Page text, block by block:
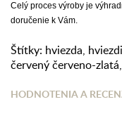
Celý proces výroby je
doručenie k Vám.
Štítky: hviezda,
červený červeno-zlatá,
HODNOTENIA A